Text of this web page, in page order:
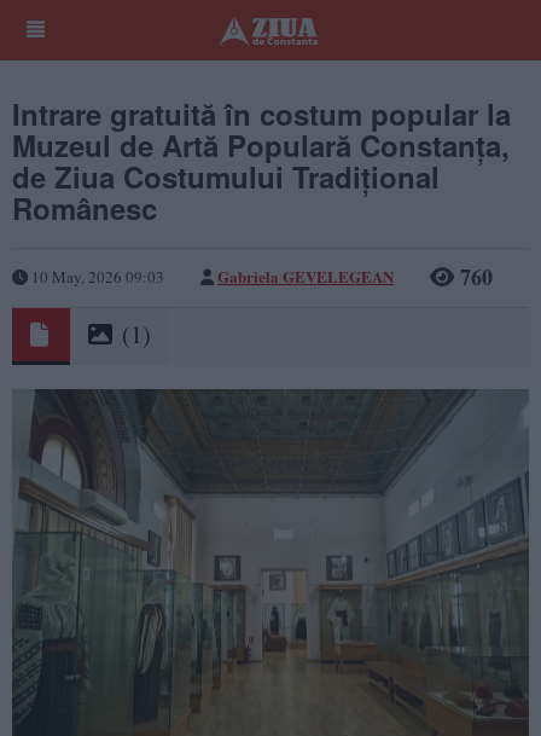
Intrare gratuită în costum popular la
Muzeul de Artă Populară Constanța,
de Ziua Costumului Tradițional
Românesc
10 May, 2026 09:03 Gabriela GEVELEGEAN 760
(1)